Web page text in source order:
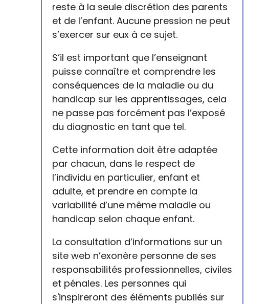
reste à la seule discrétion des parents
et de l’enfant. Aucune pression ne peut
s’exercer sur eux à ce sujet.
S’il est important que l’enseignant
puisse connaître et comprendre les
conséquences de la maladie ou du
handicap sur les apprentissages, cela
ne passe pas forcément pas l’exposé
du diagnostic en tant que tel.
Cette information doit être adaptée
par chacun, dans le respect de
l’individu en particulier, enfant et
adulte, et prendre en compte la
variabilité d’une même maladie ou
handicap selon chaque enfant.
La consultation d’informations sur un
site web n’exonère personne de ses
responsabilités professionnelles, civiles
et pénales. Les personnes qui
s'inspireront des éléments publiés sur